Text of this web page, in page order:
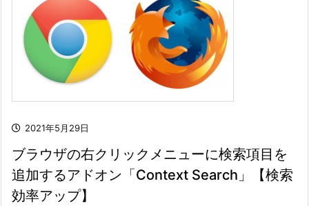
2021年5月29日
ブラウザの右クリックメニューに検索項目を
追加するアドオン「Context Search」【検索
効率アップ】